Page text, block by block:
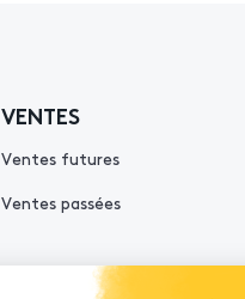
VENTES
Ventes futures
Ventes passées